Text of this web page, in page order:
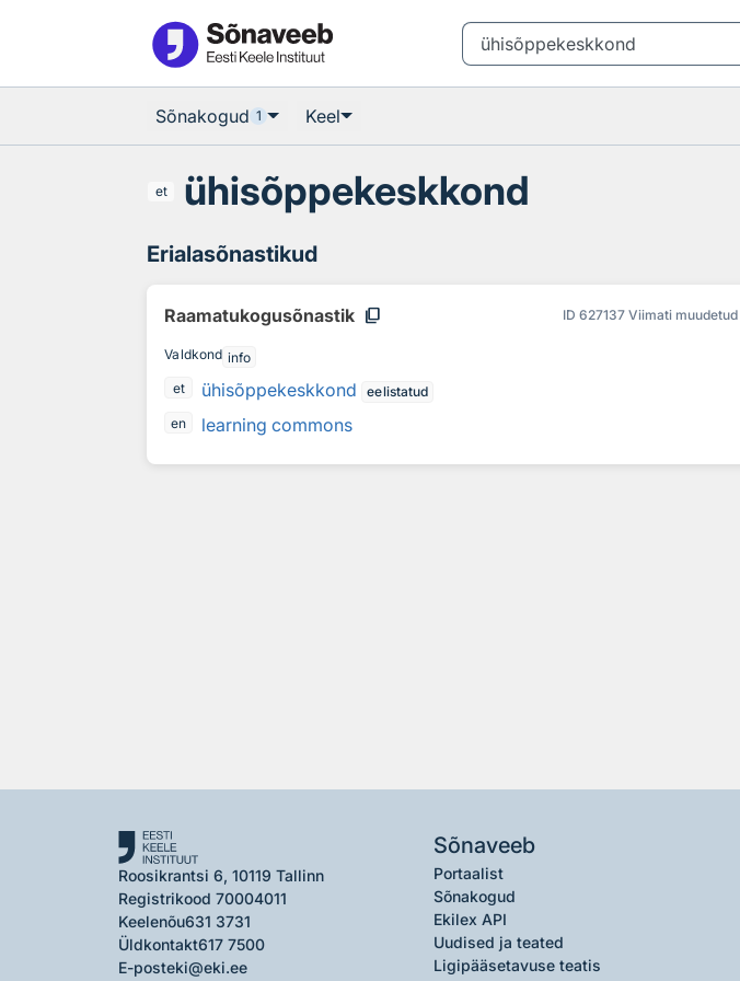
Sõnakogud 1 Keel
et ühisõppekeskkond
Erialasõnastikud
Raamatukogusõnastik content_copy ID 627137 Viimati muudetud
Valdkond info
et
ühisõppekeskkond
eelistatud
en
learning commons
Roosikrantsi 6, 10119 Tallinn
Registrikood 70004011
Keelenõu631 3731
Üldkontakt617 7500
E-posteki@eki.ee
Sõnaveeb
Portaalist
Sõnakogud
Ekilex API
Uudised ja teated
Ligipääsetavuse teatis